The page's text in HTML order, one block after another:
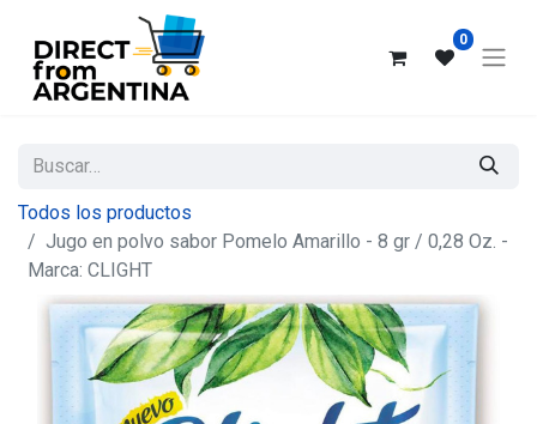
0
Todos los productos
Jugo en polvo sabor Pomelo Amarillo - 8 gr / 0,28 Oz. -
Marca: CLIGHT